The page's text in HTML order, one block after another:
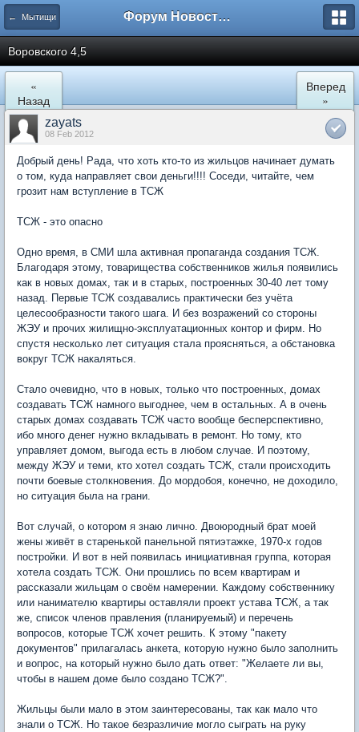
← Мытищи Форум Новостройки
Воровского 4,5
«
Назад
Вперед
»
zayats
08 Feb 2012
Добрый день! Рада, что хоть кто-то из жильцов начинает думать
о том, куда направляет свои деньги!!!! Соседи, читайте, чем
грозит нам вступление в ТСЖ
ТСЖ - это опасно
Одно время, в СМИ шла активная пропаганда создания ТСЖ.
Благодаря этому, товарищества собственников жилья появились
как в новых домах, так и в старых, построенных 30-40 лет тому
назад. Первые ТСЖ создавались практически без учёта
целесообразности такого шага. И без возражений со стороны
ЖЭУ и прочих жилищно-эксплуатационных контор и фирм. Но
спустя несколько лет ситуация стала проясняться, а обстановка
вокруг ТСЖ накаляться.
Стало очевидно, что в новых, только что построенных, домах
создавать ТСЖ намного выгоднее, чем в остальных. А в очень
старых домах создавать ТСЖ часто вообще бесперспективно,
ибо много денег нужно вкладывать в ремонт. Но тому, кто
управляет домом, выгода есть в любом случае. И поэтому,
между ЖЭУ и теми, кто хотел создать ТСЖ, стали происходить
почти боевые столкновения. До мордобоя, конечно, не доходило,
но ситуация была на грани.
Вот случай, о котором я знаю лично. Двоюродный брат моей
жены живёт в старенькой панельной пятиэтажке, 1970-х годов
постройки. И вот в ней появилась инициативная группа, которая
хотела создать ТСЖ. Они прошлись по всем квартирам и
рассказали жильцам о своём намерении. Каждому собственнику
или нанимателю квартиры оставляли проект устава ТСЖ, а так
же, список членов правления (планируемый) и перечень
вопросов, которые ТСЖ хочет решить. К этому "пакету
документов" прилагалась анкета, которую нужно было заполнить
и вопрос, на который нужно было дать ответ: "Желаете ли вы,
чтобы в нашем доме было создано ТСЖ?".
Жильцы были мало в этом заинтересованы, так как мало что
знали о ТСЖ. Но такое безразличие могло сыграть на руку